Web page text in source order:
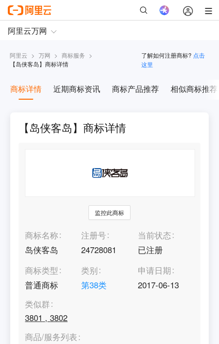
阿里云 > 万网 > 商标服务 >
【岛侠客岛】商标详情
了解如何注册商标? 点击
这里
商标详情 近期商标资讯 商标产品推荐 相似商标推荐
【岛侠客岛】商标详情
监控此商标
商标名称
岛侠客岛
注册号
24728081
当前状态
已注册
商标类型
普通商标
类别
第38类
申请日期
2017-06-13
类似群
3801 ,3802
商品/服务列表